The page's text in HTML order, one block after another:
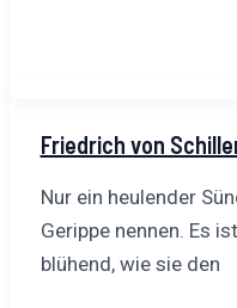
Friedrich von
Nur ein heulender
Gerippe nennen. Es
blühend, wie sie den